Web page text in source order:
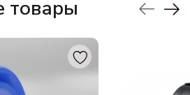
товары